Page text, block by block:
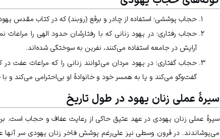
حجاب پوششی؛ استفاده از چادر و برقع (روبند) که در کتاب مقدس
حجاب رفتاری؛ در یهود زنانی که با رفتارشان حدود الهی را مراعات
آرایش در جامعه استفاده می‌کنند، نفرین به سوختگی شده‌اند.
حجاب گفتاری؛ در یهود مردان می‌توانند زنانی را که مراعات عفت در
گفت‌و‌گو می‌کند و یا به همسر خود و خانوادۀ او بی‌احترامی می‌کند و
سیرۀ عملی زنان یهود در طول تاریخ
سیرۀ عملی زنان یهودی در عهد عتیق حاکی از رعایت عفاف و حجاب است.
می‌پوشاندند. در قرون وسطی نیز علی‌رغم پوشش فاخر زنان یهودی سر آنها